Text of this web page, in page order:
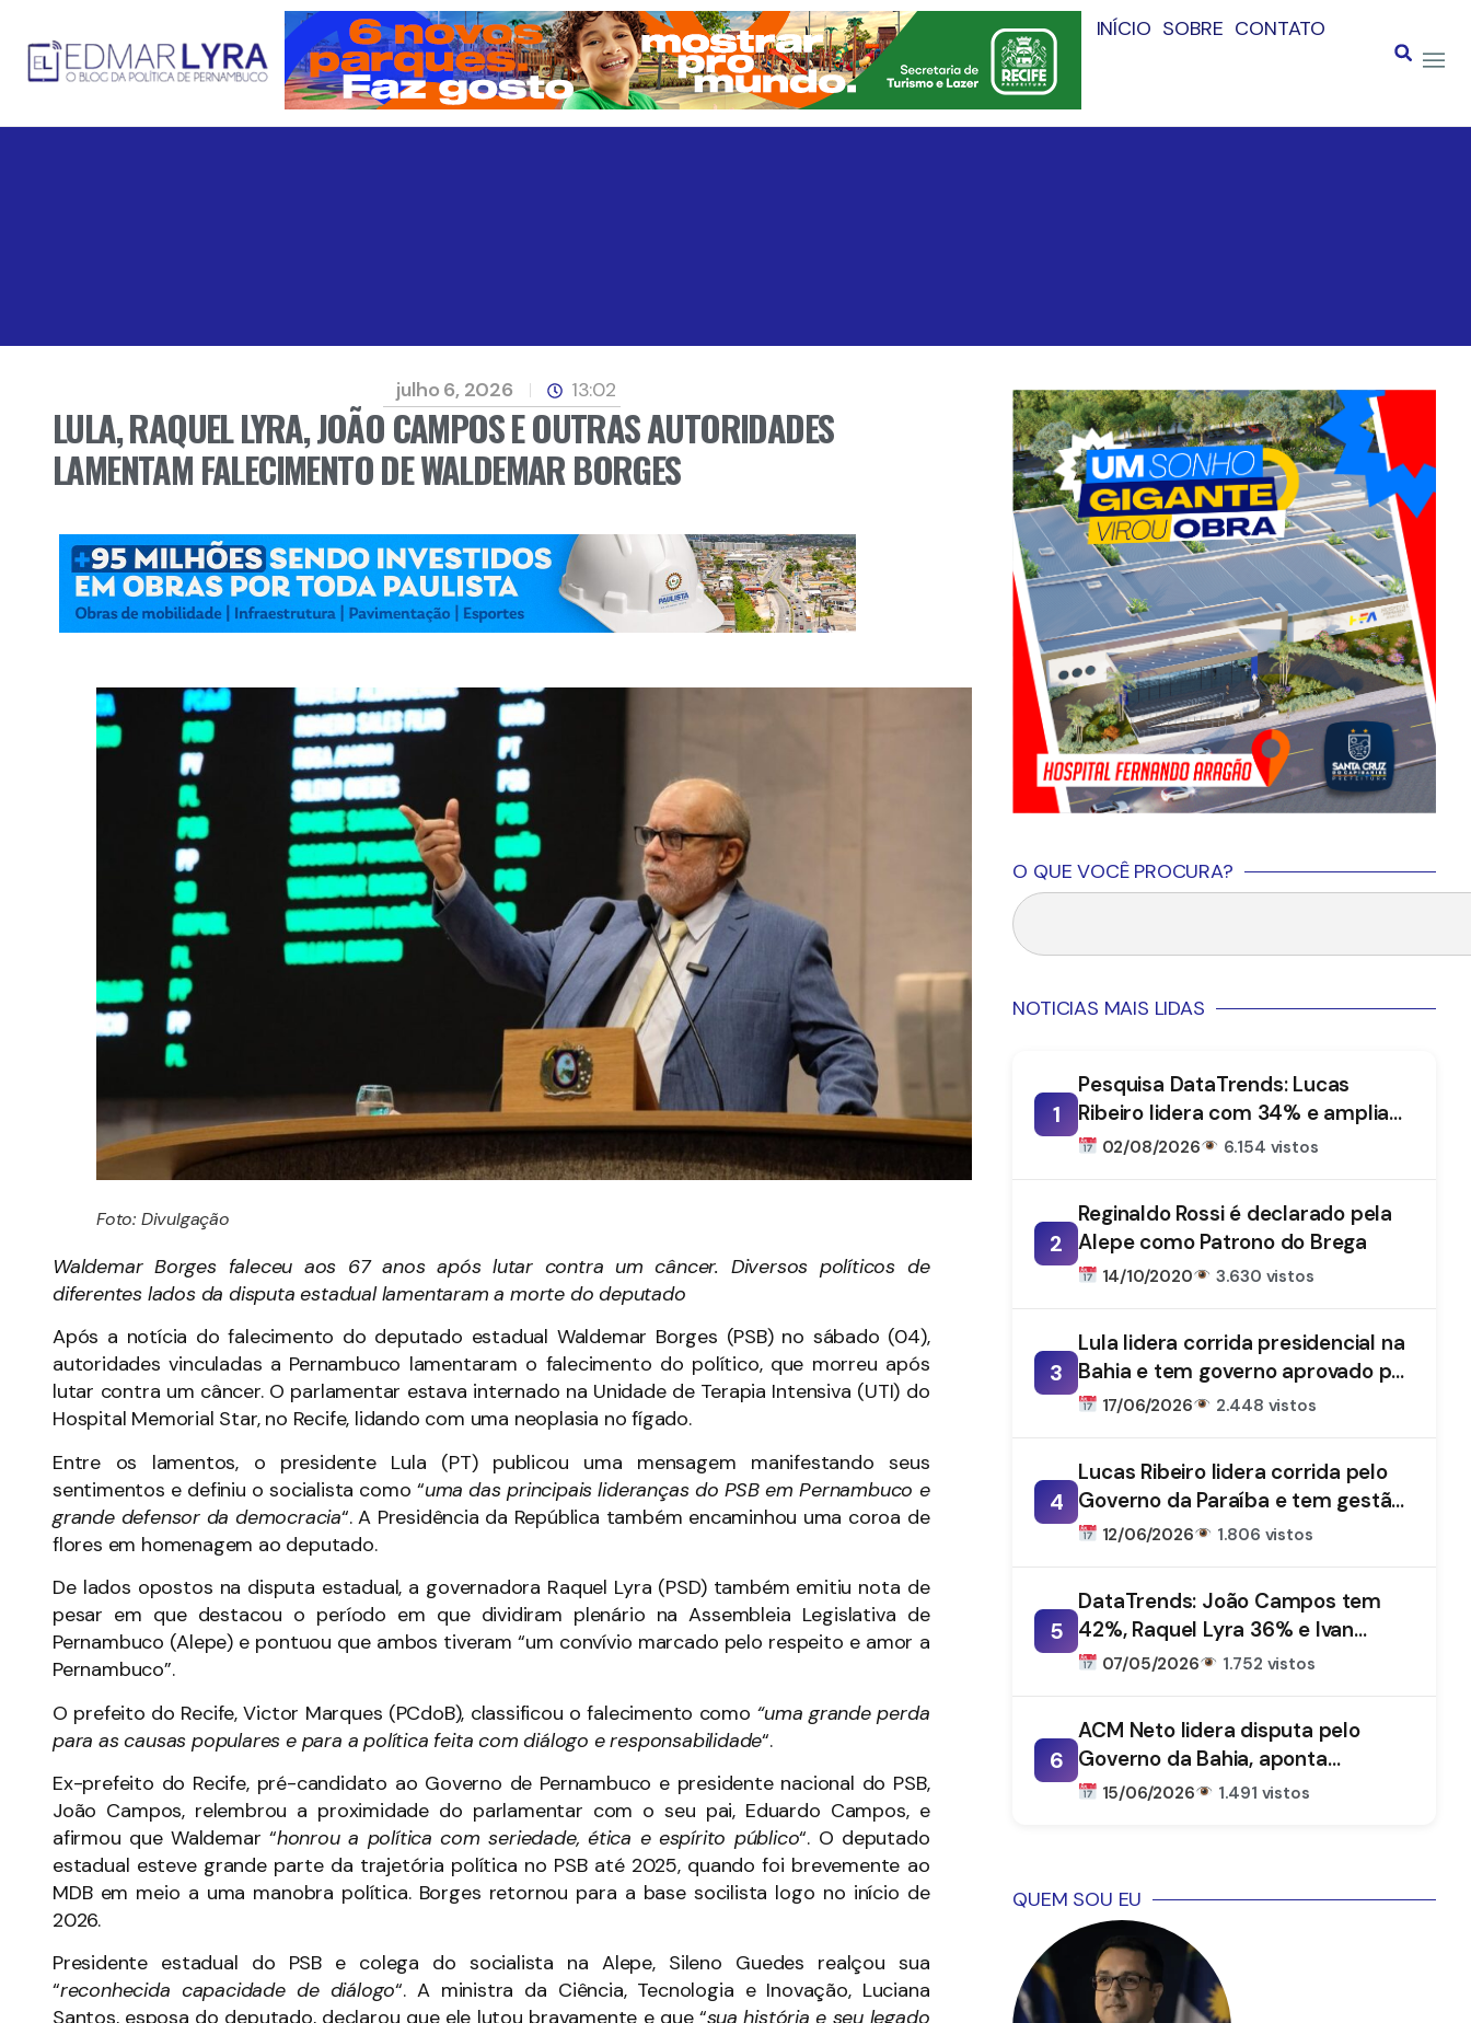
INÍCIO SOBRE CONTATO
julho 6, 2026 13:02
LULA, RAQUEL LYRA, JOÃO CAMPOS E OUTRAS AUTORIDADES
LAMENTAM FALECIMENTO DE WALDEMAR BORGES
Foto: Divulgação
Waldemar Borges faleceu aos 67 anos após lutar contra um câncer. Diversos políticos de
diferentes lados da disputa estadual lamentaram a morte do deputado
Após a notícia do falecimento do deputado estadual Waldemar Borges (PSB) no sábado (04),
autoridades vinculadas a Pernambuco lamentaram o falecimento do político, que morreu após
lutar contra um câncer. O parlamentar estava internado na Unidade de Terapia Intensiva (UTI) do
Hospital Memorial Star, no Recife, lidando com uma neoplasia no fígado.
Entre os lamentos, o presidente Lula (PT) publicou uma mensagem manifestando seus
sentimentos e definiu o socialista como “uma das principais lideranças do PSB em Pernambuco e
grande defensor da democracia“. A Presidência da República também encaminhou uma coroa de
flores em homenagem ao deputado.
De lados opostos na disputa estadual, a governadora Raquel Lyra (PSD) também emitiu nota de
pesar em que destacou o período em que dividiram plenário na Assembleia Legislativa de
Pernambuco (Alepe) e pontuou que ambos tiveram “um convívio marcado pelo respeito e amor a
Pernambuco”.
O prefeito do Recife, Victor Marques (PCdoB), classificou o falecimento como “uma grande perda
para as causas populares e para a política feita com diálogo e responsabilidade“.
Ex-prefeito do Recife, pré-candidato ao Governo de Pernambuco e presidente nacional do PSB,
João Campos, relembrou a proximidade do parlamentar com o seu pai, Eduardo Campos, e
afirmou que Waldemar “honrou a política com seriedade, ética e espírito público“. O deputado
estadual esteve grande parte da trajetória política no PSB até 2025, quando foi brevemente ao
MDB em meio a uma manobra política. Borges retornou para a base socilista logo no início de
2026.
Presidente estadual do PSB e colega do socialista na Alepe, Sileno Guedes realçou sua
“reconhecida capacidade de diálogo“. A ministra da Ciência, Tecnologia e Inovação, Luciana
O QUE VOCÊ PROCURA?
NOTICIAS MAIS LIDAS
1
Pesquisa DataTrends: Lucas
Ribeiro lidera com 34% e amplia
vantagem na disputa pelo
02/08/2026 6.154 vistos
2
Reginaldo Rossi é declarado pela
Alepe como Patrono do Brega
14/10/2020 3.630 vistos
3
Lula lidera corrida presidencial na
Bahia e tem governo aprovado por
61%, aponta DataTrends
17/06/2026 2.448 vistos
4
Lucas Ribeiro lidera corrida pelo
Governo da Paraíba e tem gestão
aprovada por 66%, aponta
12/06/2026 1.806 vistos
5
DataTrends: João Campos tem
42%, Raquel Lyra 36% e Ivan
Moraes 1%
07/05/2026 1.752 vistos
6
ACM Neto lidera disputa pelo
Governo da Bahia, aponta
DataTrends
15/06/2026 1.491 vistos
QUEM SOU EU